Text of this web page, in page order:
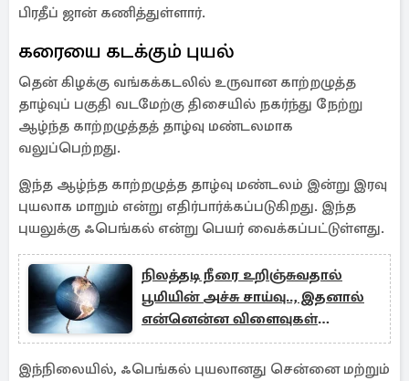
பிரதீப் ஜான் கணித்துள்ளார்.
கரையை கடக்கும் புயல்
தென் கிழக்கு வங்கக்கடலில் உருவான காற்றழுத்த
தாழ்வுப் பகுதி வடமேற்கு திசையில் நகர்ந்து நேற்று
ஆழ்ந்த காற்றழுத்தத் தாழ்வு மண்டலமாக
வலுப்பெற்றது.
இந்த ஆழ்ந்த காற்றழுத்த தாழ்வு மண்டலம் இன்று இரவு
புயலாக மாறும் என்று எதிர்பார்க்கப்படுகிறது. இந்த
புயலுக்கு ஃபெங்கல் என்று பெயர் வைக்கப்பட்டுள்ளது.
நிலத்தடி நீரை உறிஞ்சுவதால்
பூமியின் அச்சு சாய்வு.., இதனால்
என்னென்ன விளைவுகள்
ஏற்படும்?
இந்நிலையில், ஃபெங்கல் புயலானது சென்னை மற்றும்